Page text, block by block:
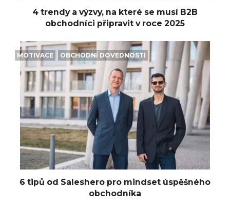
4 trendy a výzvy, na které se musí B2B
obchodníci připravit v roce 2025
MOTIVACE OBCHODNÍ DOVEDNOSTI
6 tipů od Saleshero pro mindset úspěšného
obchodníka